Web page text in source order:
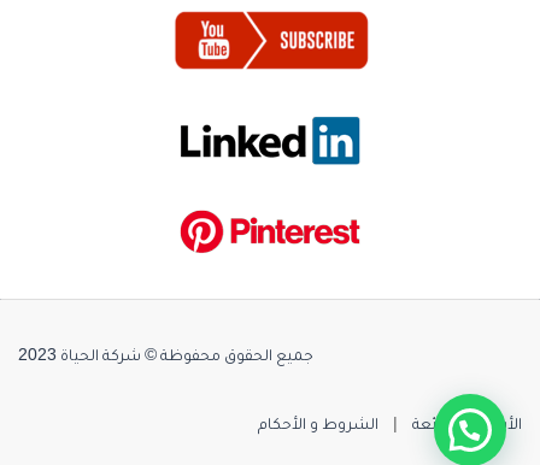
جميع الحقوق محفوظة © شركة الحياة 2023
الأسئلة الشائعة الشروط و الأحكام